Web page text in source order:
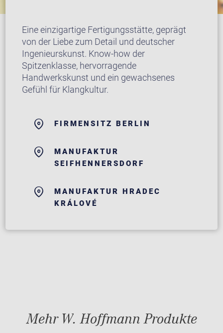
Eine einzigartige Fertigungsstätte, geprägt
von der Liebe zum Detail und deutscher
Ingenieurskunst. Know-how der
Spitzenklasse, hervorragende
Handwerkskunst und ein gewachsenes
Gefühl für Klangkultur.
FIRMENSITZ BERLIN
MANUFAKTUR
SEIFHENNERSDORF
MANUFAKTUR HRADEC
KRÁLOVÉ
Mehr W. Hoffmann Produkte